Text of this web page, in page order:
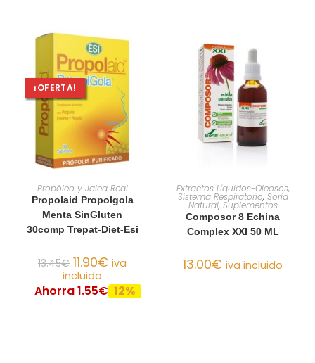
¡OFERTA!
AÑADIR AL CARRITO
Propóleo y Jalea Real
Propolaid Propolgola
Menta SinGluten
30comp Trepat-Diet-Esi
13.45€ 11.90€ iva
incluido
Ahorra 1.55€ 12%
AÑADIR AL CARRITO
Extractos Líquidos-Oleosos,
Sistema Respiratorio, Soria
Natural, Suplementos
Composor 8 Echina
Complex XXI 50 ML
13.00€ iva incluido